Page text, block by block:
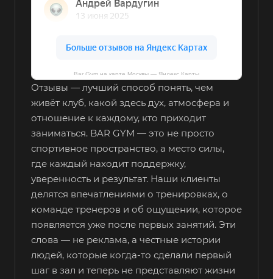
Bar Gym на карте Москвы — Яндекс Карты
Отзывы — лучший способ понять, чем
живёт клуб, какой здесь дух, атмосфера и
отношение к каждому, кто приходит
заниматься. BAR GYM — это не просто
спортивное пространство, а место силы,
где каждый находит поддержку,
уверенность и результат. Наши клиенты
делятся впечатлениями о тренировках, о
команде тренеров и об ощущении, которое
появляется уже после первых занятий. Эти
слова — не реклама, а честные истории
людей, которые когда-то сделали первый
шаг в зал и теперь не представляют жизни